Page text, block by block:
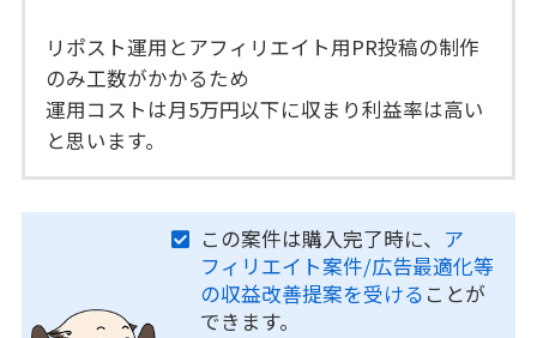
リポスト運用とアフィリエイト用PR投稿の制作
のみ工数がかかるため
運用コストは月5万円以下に収まり利益率は高い
と思います。
この案件は購入完了時に、 ア
フィリエイト案件/広告最適化等
の収益改善提案を受ける ことが
できます。